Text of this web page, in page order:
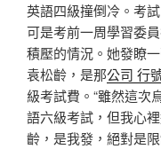
英語四級撞倒冷。考
可是考前一周學習委
積壓的情況。她發瞭
袁松齡，是那公司 行
級考試費。“雖然這次
語六級考試，但我心
齡，是我發，絕對是